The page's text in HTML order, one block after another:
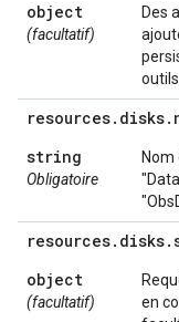
object
(facultatif)
Des
outils.
resources. disks.
string
Obligatoire
resources. disks.
object
(facultatif)
en